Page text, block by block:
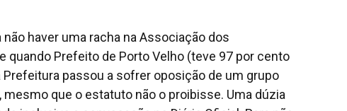
haver uma racha na Associação dos
quando Prefeito de Porto Velho (teve 97 por cento
passou a sofrer oposição de um grupo
que o estatuto não o proibisse. Uma dúzia